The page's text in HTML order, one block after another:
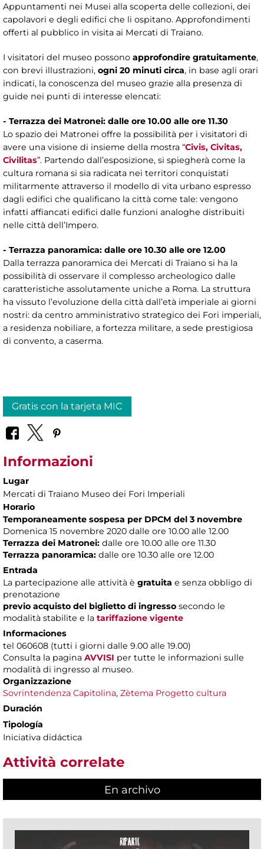
Appuntamenti nei Musei alla scoperta delle collezioni, dei
capolavori e degli edifici che li ospitano. Approfondimenti
offerti al pubblico in visita ai Mercati di Traiano.
I visitatori del museo possono approfondire gratuitamente,
con brevi illustrazioni, ogni 20 minuti circa, in base agli orari
indicati, la conoscenza del museo grazie alla presenza di
guide nei punti di interesse elencati:
- Terrazza dei Matronei: dalle ore 10.00 alle ore 11.30
Lo spazio dei Matronei offre la possibilità per i visitatori di
avere una visione di insieme della mostra “Civis, Civitas,
Civilitas”. Partendo dall’esposizione, si spiegherà come la
cultura romana si sia radicata nei territori conquistati
militarmente attraverso il modello di vita urbano espresso
dagli edifici che qualificano la città come tale: vengono
infatti affiancati edifici dalle funzioni analoghe distribuiti
nelle città dell’Impero.
- Terrazza panoramica: dalle ore 10.30 alle ore 12.00
Dalla terrazza panoramica dei Mercati di Traiano si ha la
possibilità di osservare il complesso archeologico dalle
caratteristiche assolutamente uniche a Roma. La struttura
ha vissuto l’evoluzione della città dall’età imperiale ai giorni
nostri: da centro amministrativo strategico dei Fori imperiali,
a residenza nobiliare, a fortezza militare, a sede prestigiosa
di convento, a caserma.
Gratis con la tarjeta MIC
Informazioni
Lugar
Mercati di Traiano Museo dei Fori Imperiali
Horario
Temporaneamente sospesa per DPCM del 3 novembre
Domenica 15 novembre 2020 dalle ore 10.00 alle 12.00
Terrazza dei Matronei: dalle ore 10.00 alle ore 11.30
Terrazza panoramica: dalle ore 10.30 alle ore 12.00
Entrada
La partecipazione alle attività è gratuita e senza obbligo di
prenotazione
previo acquisto del biglietto di ingresso secondo le
modalità stabilite e la tariffazione vigente
Informaciones
tel 060608 (tutti i giorni dalle 9.00 alle 19.00)
Consulta la pagina AVVISI per tutte le informazioni sulle
modalità di ingresso al museo.
Organizzazione
Sovrintendenza Capitolina, Zètema Progetto cultura
Duración
Tipología
Iniciativa didáctica
Attività correlate
En archivo